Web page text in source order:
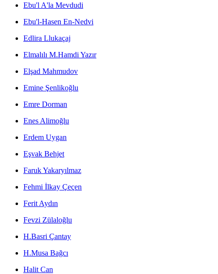
Ebu'l A'la Mevdudi
Ebu'l-Hasen En-Nedvi
Edlira Llukaçaj
Elmalılı M.Hamdi Yazır
Elşad Mahmudov
Emine Şenlikoğlu
Emre Dorman
Enes Alimoğlu
Erdem Uygan
Eşvak Behjet
Faruk Yakaryılmaz
Fehmi İlkay Çeçen
Ferit Aydın
Fevzi Zülaloğlu
H.Basri Çantay
H.Musa Bağcı
Halit Can